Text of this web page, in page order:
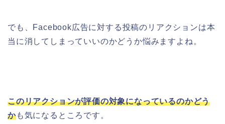
でも、Facebook広告に対する投稿のリアクションは本
当に消してしまっていいのかどうか悩みますよね。
このリアクションが評価の対象になっているのかどう
かも気になるところです。